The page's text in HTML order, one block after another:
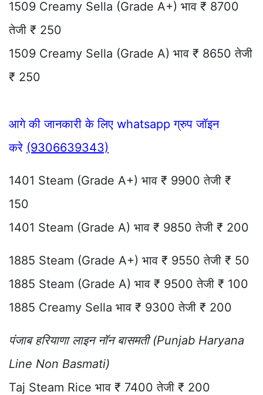
1509 Creamy Sella (Grade A+) भाव ₹ 8700
तेजी ₹ 250
1509 Creamy Sella (Grade A) भाव ₹ 8650 तेजी
₹ 250
आगे की जानकारी के लिए whatsapp ग्रुप जॉइन
करे (9306639343)
1401 Steam (Grade A+) भाव ₹ 9900 तेजी ₹
150
1401 Steam (Grade A) भाव ₹ 9850 तेजी ₹ 200
1885 Steam (Grade A+) भाव ₹ 9550 तेजी ₹ 50
1885 Steam (Grade A) भाव ₹ 9500 तेजी ₹ 100
1885 Creamy Sella भाव ₹ 9300 तेजी ₹ 200
पंजाब हरियाणा लाइन नॉन बासमती (Punjab Haryana
Line Non Basmati)
Taj Steam Rice भाव ₹ 7400 तेजी ₹ 200